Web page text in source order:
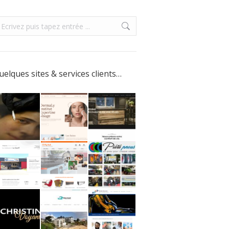
sites & services clients…